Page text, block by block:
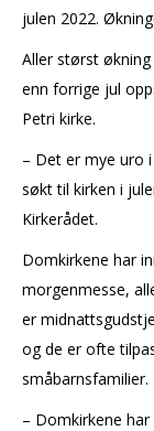
julen 2022.
Aller størst
enn forrige jul
Petri kirke.
– Det er mye uro
søkt til kirken i
Kirkerådet.
Domkirkene har
morgenmesse,
er
og de er ofte
småbarnsfamilier.
– Domkirkene